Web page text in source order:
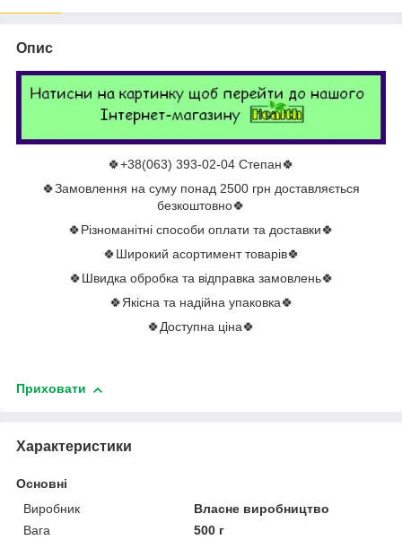
Опис
🍀+38(063) 393-02-04 Степан🍀
🍀Замовлення на суму понад 2500 грн доставляється
безкоштовно🍀
🍀Різноманітні способи оплати та доставки🍀
🍀Широкий асортимент товарів🍀
🍀Швидка обробка та відправка замовлень🍀
🍀Якісна та надійна упаковка🍀
🍀Доступна ціна🍀
Приховати
Характеристики
Основні
Виробник
Власне виробництво
Вага
500 г